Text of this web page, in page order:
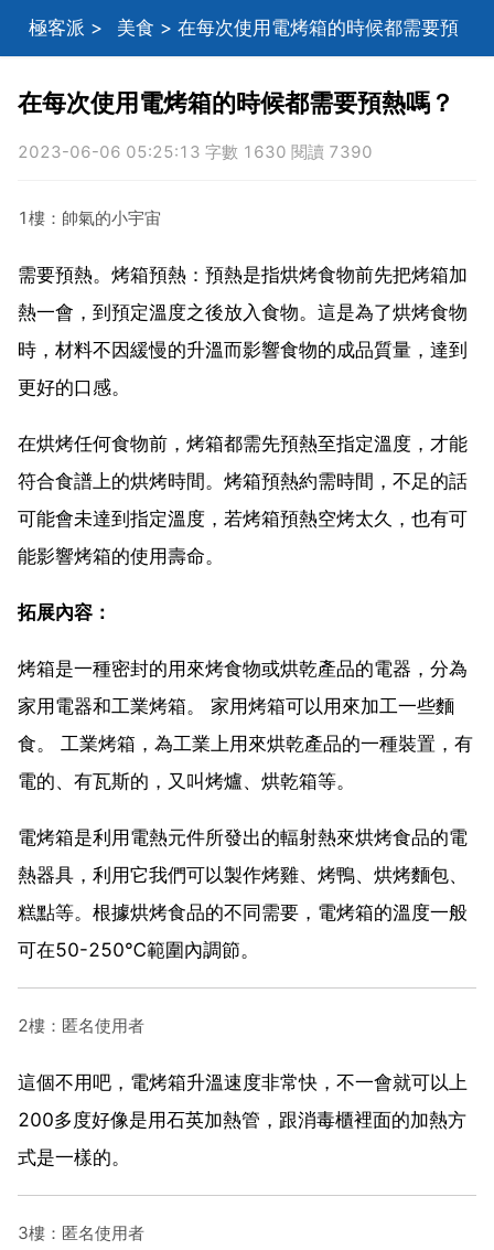
極客派 > 美食 > 在每次使用電烤箱的時候都需要預
在每次使用電烤箱的時候都需要預熱嗎？
2023-06-06 05:25:13 字數 1630 閱讀 7390
1樓：帥氣的小宇宙
需要預熱。烤箱預熱：預熱是指烘烤食物前先把烤箱加
熱一會，到預定溫度之後放入食物。這是為了烘烤食物
時，材料不因緩慢的升溫而影響食物的成品質量，達到
更好的口感。
在烘烤任何食物前，烤箱都需先預熱至指定溫度，才能
符合食譜上的烘烤時間。烤箱預熱約需時間，不足的話
可能會未達到指定溫度，若烤箱預熱空烤太久，也有可
能影響烤箱的使用壽命。
拓展內容：
烤箱是一種密封的用來烤食物或烘乾產品的電器，分為
家用電器和工業烤箱。 家用烤箱可以用來加工一些麵
食。 工業烤箱，為工業上用來烘乾產品的一種裝置，有
電的、有瓦斯的，又叫烤爐、烘乾箱等。
電烤箱是利用電熱元件所發出的輻射熱來烘烤食品的電
熱器具，利用它我們可以製作烤雞、烤鴨、烘烤麵包、
糕點等。根據烘烤食品的不同需要，電烤箱的溫度一般
可在50-250℃範圍內調節。
2樓：匿名使用者
這個不用吧，電烤箱升溫速度非常快，不一會就可以上
200多度好像是用石英加熱管，跟消毒櫃裡面的加熱方
式是一樣的。
3樓：匿名使用者